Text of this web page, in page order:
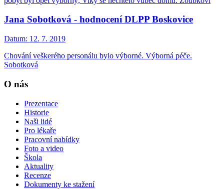
Jana Sobotková - hodnocení DLPP Boskovice
Datum: 12. 7. 2019
Chování veškerého personálu bylo výborné. Výborná péče.
Sobotková
O nás
Prezentace
Historie
Naši lidé
Pro lékaře
Pracovní nabídky
Foto a video
Škola
Aktuality
Recenze
Dokumenty ke stažení